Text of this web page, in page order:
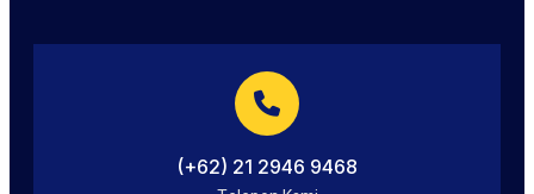
(+62) 21 2946 9468